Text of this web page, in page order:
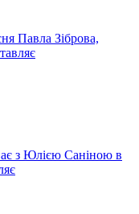
Павла Зіброва,
з Юлією Саніною в